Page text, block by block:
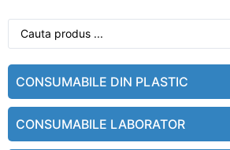
CONSUMABILE DIN PLASTIC
CONSUMABILE LABORATOR